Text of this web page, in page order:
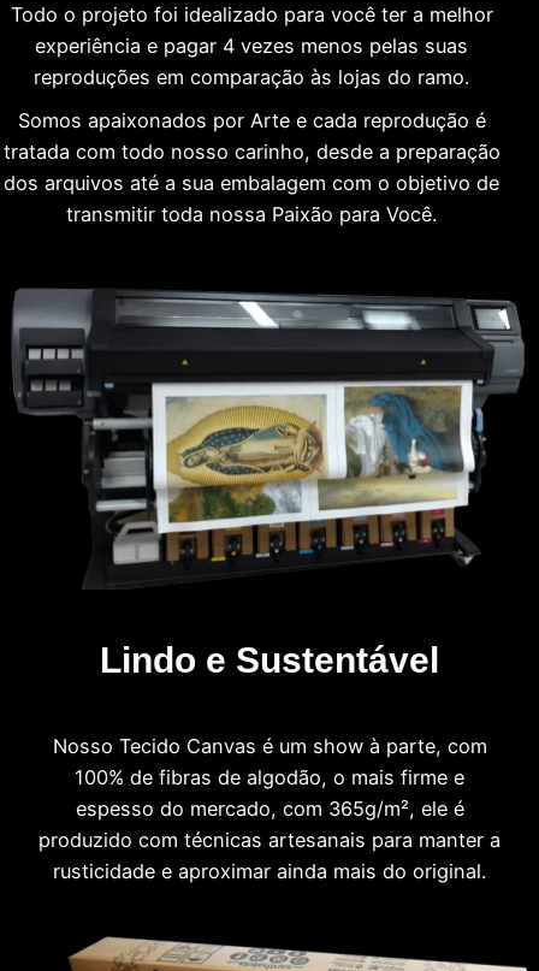
Todo o projeto foi idealizado para você ter a melhor
experiência e pagar 4 vezes menos pelas suas
reproduções em comparação às lojas do ramo.
Somos apaixonados por Arte e cada reprodução é
tratada com todo nosso carinho, desde a preparação
dos arquivos até a sua embalagem com o objetivo de
transmitir toda nossa Paixão para Você.
Lindo e Sustentável
Nosso Tecido Canvas é um show à parte, com
100% de fibras de algodão, o mais firme e
espesso do mercado, com 365g/m², ele é
produzido com técnicas artesanais para manter a
rusticidade e aproximar ainda mais do original.